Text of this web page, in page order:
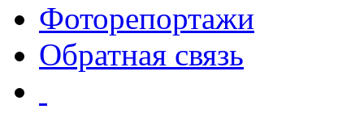
Фоторепортажи
Обратная связь